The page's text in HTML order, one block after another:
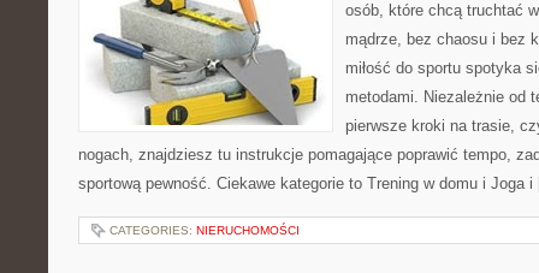
osób, które chcą truchtać
mądrze, bez chaosu i bez
miłość do sportu spotyka
metodami. Niezależnie od
pierwsze kroki na trasie,
nogach, znajdziesz tu instrukcje pomagające poprawić tempo,
sportową pewność. Ciekawe kategorie to Trening w domu i Joga
CATEGORIES: NIERUCHOMOŚCI